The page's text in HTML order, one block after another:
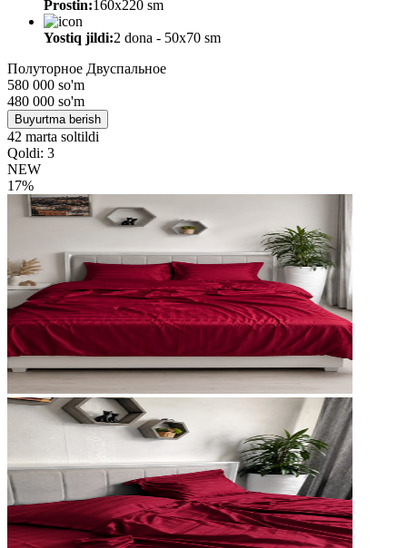
Prostin:160х220 sm
Yostiq jildi:2 dona - 50x70 sm
Полуторное Двуспальное
580 000 so'm
480 000 so'm
Buyurtma berish
42 marta soltildi
Qoldi: 3
NEW
17%